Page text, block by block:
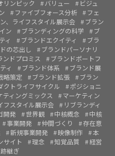
リンピック バリュー
ビジュ
ファイブフォース分析
フェ
、ライフスタイル展示会
ブラン
ン ブランディングの科学
ブ
ィ ブランドエクイティ
ブラ
の芯出し
ブランドパーソナリ
ンドプロミス
ブランドポートフ
ィ ブランド体系
ブランド展
略策定 ブランド拡張
ブラン
クトライフサイクル
ポジショニ
ティングミックス
マーケティン
フスタイル展示会
リブランディ
開発 世界観 中核概念
中核
事業開発 仲間づくり
存在意
新規事業開発 映像制作
本
サイト 理念 知覚品質
経営
跡継ぎ